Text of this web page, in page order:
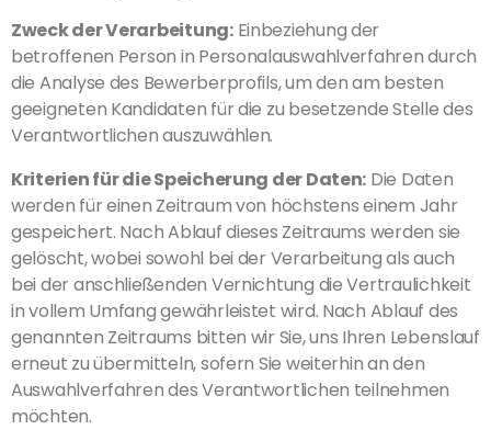
Zweck der Verarbeitung:Einbeziehung der
betroffenen Person in Personalauswahlverfahren durch
die Analyse des Bewerberprofils, um den am besten
geeigneten Kandidaten für die zu besetzende Stelle des
Verantwortlichen auszuwählen.
Kriterien für die Speicherung der Daten: Die Daten
werden für einen Zeitraum von höchstens einem Jahr
gespeichert. Nach Ablauf dieses Zeitraums werden sie
gelöscht, wobei sowohl bei der Verarbeitung als auch
bei der anschließenden Vernichtung die Vertraulichkeit
in vollem Umfang gewährleistet wird. Nach Ablauf des
genannten Zeitraums bitten wir Sie, uns Ihren Lebenslauf
erneut zu übermitteln, sofern Sie weiterhin an den
Auswahlverfahren des Verantwortlichen teilnehmen
möchten.